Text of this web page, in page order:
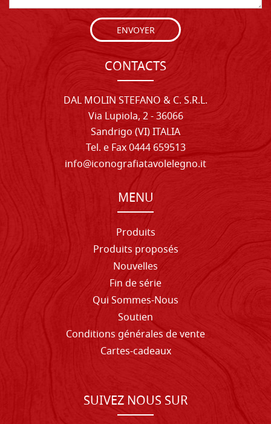
ENVOYER
CONTACTS
DAL MOLIN STEFANO & C. S.R.L.
Via Lupiola, 2 - 36066
Sandrigo (VI) ITALIA
Tel. e Fax 0444 659513
info@iconografiatavolelegno.it
MENU
Produits
Produits proposés
Nouvelles
Fin de série
Qui Sommes-Nous
Soutien
Conditions générales de vente
Cartes-cadeaux
SUIVEZ NOUS SUR